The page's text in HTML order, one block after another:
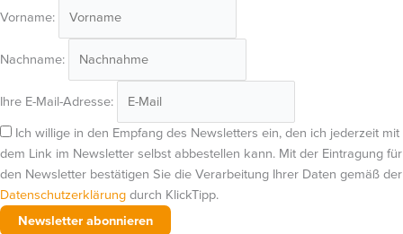
Vorname:
Nachname:
Ihre E-Mail-Adresse:
Ich willige in den Empfang des Newsletters ein, den ich jederzeit mit
dem Link im Newsletter selbst abbestellen kann. Mit der Eintragung für
den Newsletter bestätigen Sie die Verarbeitung Ihrer Daten gemäß der
Datenschutzerklärungdurch KlickTipp.